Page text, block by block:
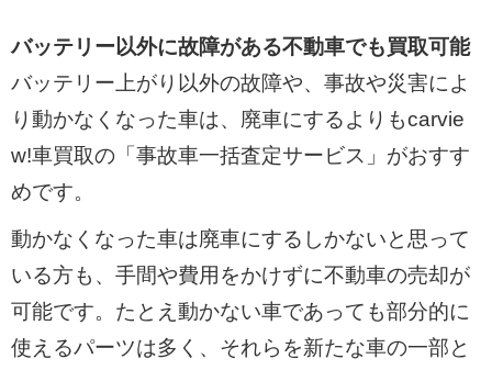
バッテリー以外に故障がある不動車でも買取可能
バッテリー上がり以外の故障や、事故や災害によ
り動かなくなった車は、廃車にするよりもcarvie
w!車買取の「事故車一括査定サービス」がおすす
めです。
動かなくなった車は廃車にするしかないと思って
いる方も、手間や費用をかけずに不動車の売却が
可能です。たとえ動かない車であっても部分的に
使えるパーツは多く、それらを新たな車の一部と